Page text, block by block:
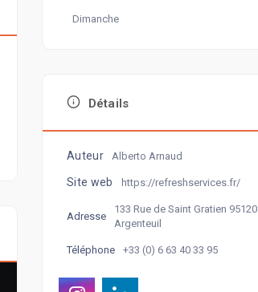
Dimanche
Détails
Auteur Alberto Arnaud
Site web https://refreshservices.fr/
Adresse
133 Rue de Saint Gratien 95120
Argenteuil
Téléphone +33 (0) 6 63 40 33 95